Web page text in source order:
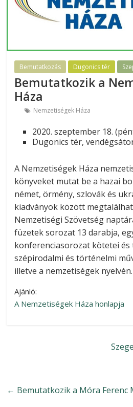
Bemutatkozás Dugonics tér
Bemutatkozik a
Háza
Nemzetiségek Háza
2020. szeptember 18.
Dugonics tér,
A Nemzetiségek Háza
könyveket mutat be a hazai
német, örmény, szlovák és
kiadványok között
Nemzetiségi Szövetség
füzetek sorozat 13 darabja,
konferenciasorozat kötetei és
szépirodalmi és történelmi
illetve a nemzetiségek nyelvén.
Ajánló:
A Nemzetiségek Háza honlapja
← Bemutatkozik a Móra Ferenc